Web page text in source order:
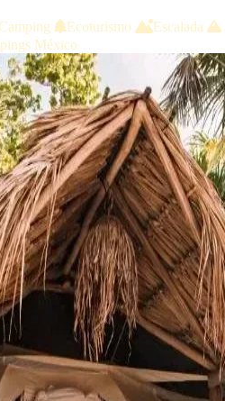
Camping Ecoturismo
Escalada
México